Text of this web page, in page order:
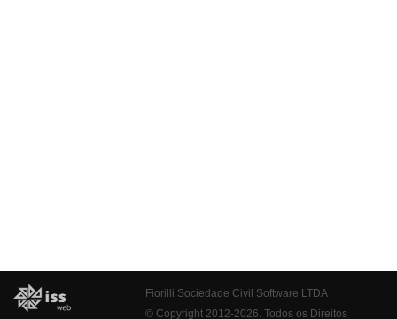
Fiorilli Sociedade Civil Software LTDA
© Copyright 2012-2026. Todos os Direitos